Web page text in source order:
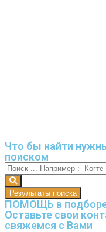
Что бы найти
поиском
Результаты поиска
ПОМОЩЬ в подборе
Оставьте свои
свяжемся с Вами